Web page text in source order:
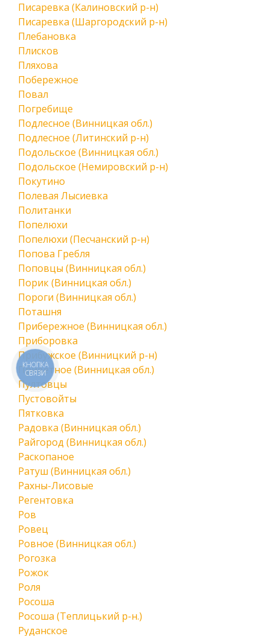
Писаревка (Калиновский р-н)
Писаревка (Шаргородский р-н)
Плебановка
Плисков
Пляхова
Побережное
Повал
Погребище
Подлесное (Винницкая обл.)
Подлесное (Литинский р-н)
Подольское (Винницкая обл.)
Подольское (Немировский р-н)
Покутино
Полевая Лысиевка
Политанки
Попелюхи
Попелюхи (Песчанский р-н)
Попова Гребля
Поповцы (Винницкая обл.)
Порик (Винницкая обл.)
Пороги (Винницкая обл.)
Поташня
Прибережное (Винницкая обл.)
Приборовка
Прибужское (Винницкий р-н)
Приветное (Винницкая обл.)
Пултовцы
Пустовойты
Пятковка
Радовка (Винницкая обл.)
Райгород (Винницкая обл.)
Раскопаное
Ратуш (Винницкая обл.)
Рахны-Лисовые
Регентовка
Ров
Ровец
Ровное (Винницкая обл.)
Рогозка
Рожок
Роля
Росоша
Росоша (Теплицький р-н.)
Руданское
КНОПКА
СВЯЗИ